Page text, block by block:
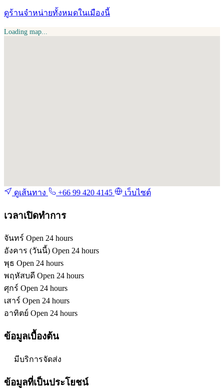
ดูร้านจำหน่ายทั้งหมดในเมืองนี้
Loading map...
ดูเส้นทาง +66 99 420 4145 เว็บไซต์
เวลาเปิดทำการ
จันทร์ Open 24 hours
อังคาร (วันนี้) Open 24 hours
พุธ Open 24 hours
พฤหัสบดี Open 24 hours
ศุกร์ Open 24 hours
เสาร์ Open 24 hours
อาทิตย์ Open 24 hours
ข้อมูลเบื้องต้น
มีบริการจัดส่ง
ข้อมูลที่เป็นประโยชน์